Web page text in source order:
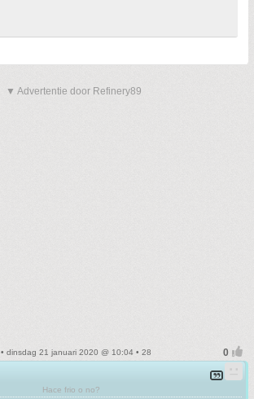
▼ Advertentie door Refinery89
• dinsdag 21 januari 2020 @ 10:04 • 28
Hace frio o no?